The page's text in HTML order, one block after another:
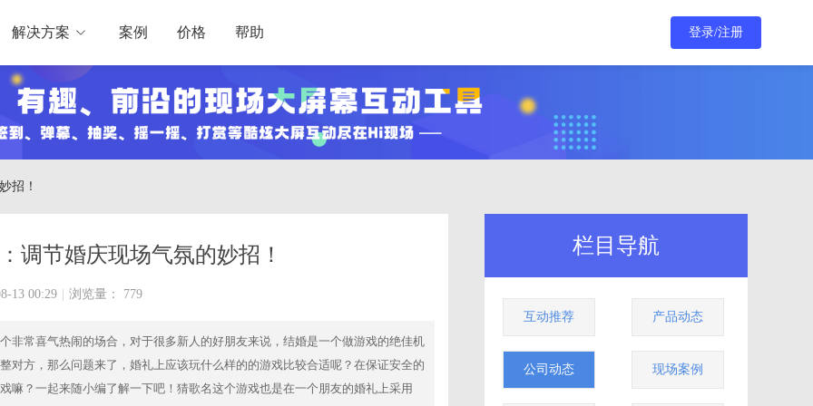
解决方案 案例 价格 帮助 登录/注册
招！
调节婚庆现场气氛的妙招！
13 00:29 | 浏览量： 779
非常喜气热闹的场合，对于很多新人的好朋友来说，结婚是一个做游戏的绝佳机
对方，那么问题来了，婚礼上应该玩什么样的的游戏比较合适呢？在保证安全的
嘛？一起来随小编了解一下吧！猜歌名这个游戏也是在一个朋友的婚礼上采用
栏目导航
互动推荐 产品动态
公司动态 现场案例